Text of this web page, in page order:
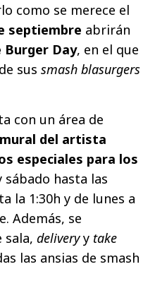
como se merece el
septiembre abrirán
Burger Day, en el que
sus smash blasurgers
con un área de
mural del artista
especiales para los
sábado hasta las
la 1:30h y de lunes a
Además, se
sala, deliveryy take
las ansias de smash